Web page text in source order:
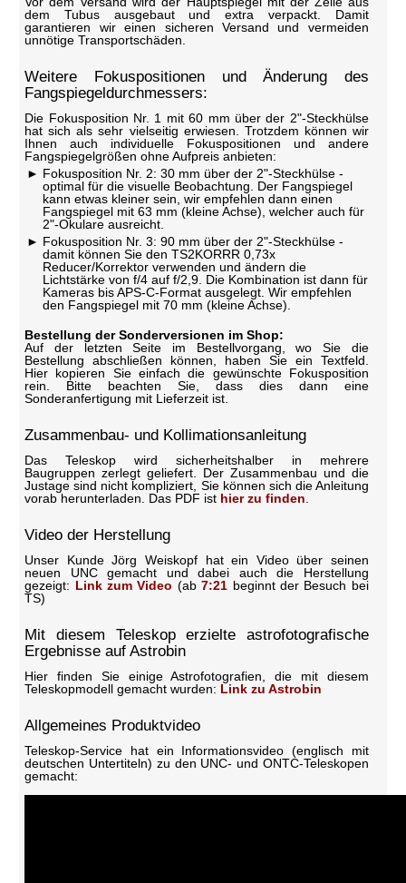
dem Tubus ausgebaut und extra verpackt. Damit
garantieren wir einen sicheren Versand und vermeiden
unnötige Transportschäden.
Weitere Fokuspositionen und Änderung des
Fangspiegeldurchmessers:
Die Fokusposition Nr. 1 mit 60 mm über der 2"-Steckhülse
hat sich als sehr vielseitig erwiesen. Trotzdem können wir
Ihnen auch individuelle Fokuspositionen und andere
Fangspiegelgrößen ohne Aufpreis anbieten:
Fokusposition Nr. 2: 30 mm über der 2"-Steckhülse -
optimal für die visuelle Beobachtung. Der Fangspiegel
kann etwas kleiner sein, wir empfehlen dann einen
Fangspiegel mit 63 mm (kleine Achse), welcher auch für
2"-Okulare ausreicht.
Fokusposition Nr. 3: 90 mm über der 2"-Steckhülse -
damit können Sie den TS2KORRR 0,73x
Reducer/Korrektor verwenden und ändern die
Lichtstärke von f/4 auf f/2,9. Die Kombination ist dann für
Kameras bis APS-C-Format ausgelegt. Wir empfehlen
den Fangspiegel mit 70 mm (kleine Achse).
Bestellung der Sonderversionen im Shop:
Auf der letzten Seite im Bestellvorgang, wo Sie die
Bestellung abschließen können, haben Sie ein Textfeld.
Hier kopieren Sie einfach die gewünschte Fokusposition
rein. Bitte beachten Sie, dass dies dann eine
Sonderanfertigung mit Lieferzeit ist.
Zusammenbau- und Kollimationsanleitung
Das Teleskop wird sicherheitshalber in mehrere
Baugruppen zerlegt geliefert. Der Zusammenbau und die
Justage sind nicht kompliziert, Sie können sich die Anleitung
vorab herunterladen. Das PDF ist hier zu finden.
Video der Herstellung
Unser Kunde Jörg Weiskopf hat ein Video über seinen
neuen UNC gemacht und dabei auch die Herstellung
gezeigt: Link zum Video (ab7:21 beginnt der Besuch bei
TS)
Mit diesem Teleskop erzielte astrofotografische
Ergebnisse auf Astrobin
Hier finden Sie einige Astrofotografien, die mit diesem
Teleskopmodell gemacht wurden: Link zu Astrobin
Allgemeines Produktvideo
Teleskop-Service hat ein Informationsvideo (englisch mit
deutschen Untertiteln) zu den UNC- und ONTC-Teleskopen
gemacht: